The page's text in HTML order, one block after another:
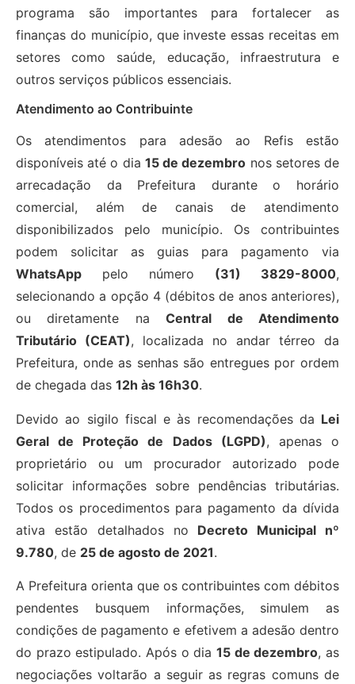
programa são importantes para fortalecer as
finanças do município, que investe essas receitas em
setores como saúde, educação, infraestrutura e
outros serviços públicos essenciais.
Atendimento ao Contribuinte
Os atendimentos para adesão ao Refis estão
disponíveis até o dia 15 de dezembro nos setores de
arrecadação da Prefeitura durante o horário
comercial, além de canais de atendimento
disponibilizados pelo município. Os contribuintes
podem solicitar as guias para pagamento via
WhatsApp pelo número (31) 3829-8000,
selecionando a opção 4 (débitos de anos anteriores),
ou diretamente naCentral de Atendimento
Tributário (CEAT), localizada no andar térreo da
Prefeitura, onde as senhas são entregues por ordem
de chegada das 12h às 16h30.
Devido ao sigilo fiscal e às recomendações da Lei
Geral de Proteção de Dados (LGPD), apenas o
proprietário ou um procurador autorizado pode
solicitar informações sobre pendências tributárias.
Todos os procedimentos para pagamento da dívida
ativa estão detalhados no Decreto Municipal nº
9.780, de 25 de agosto de 2021.
A Prefeitura orienta que os contribuintes com débitos
pendentes busquem informações, simulem as
condições de pagamento e efetivem a adesão dentro
do prazo estipulado. Após o dia 15 de dezembro, as
negociações voltarão a seguir as regras comuns de